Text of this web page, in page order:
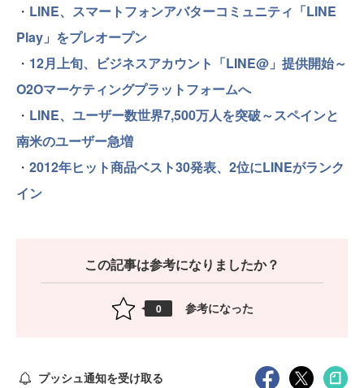
・ LINE、スマートフォンアバターコミュニティ「LINE
Play」をプレオープン
・ 12月上旬、ビジネスアカウント「LINE@」提供開始～
O2Oマーケティングプラットフォームへ
・ LINE、ユーザー数世界7,500万人を突破～スペインと
南米のユーザー急増
・ 2012年ヒット商品ベスト30発表、2位にLINEがランク
イン
この記事は参考になりましたか？
0 参考になった
プッシュ通知を受け取る